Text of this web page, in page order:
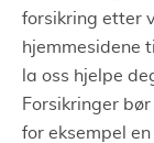
forsikring etter
hjemmesidene
la oss hjelpe
Forsikringer
for eksempel